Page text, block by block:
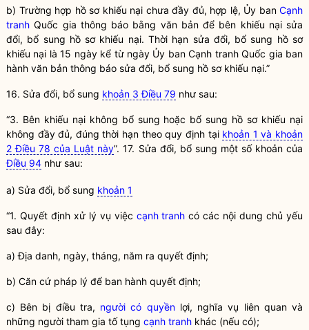
b) Trường hợp hồ sơ khiếu nại chưa đầy đủ, hợp lệ, Ủy ban Cạnh
tranh Quốc gia thông báo bằng văn bản để bên khiếu nại sửa
đổi, bổ sung hồ sơ khiếu nại. Thời hạn sửa đổi, bổ sung hồ sơ
khiếu nại là 15 ngày kể từ ngày Ủy banCạnh tranh Quốc gia ban
hành văn bản thông báo sửa đổi, bổ sung hồ sơ khiếu nại.”
16. Sửa đổi, bổ sung khoản 3 Điều 79 như sau:
“3. Bên khiếu nại không bổ sung hoặc bổ sung hồ sơ khiếu nại
không đầy đủ, đúng thời hạn theo quy định tại khoản 1 và khoản
2 Điều 78 của Luật này”. 17. Sửa đổi, bổ sung một số khoản của
Điều 94 như sau:
a) Sửa đổi, bổ sung khoản 1
“1. Quyết định xử lý vụ việc cạnh tranh có các nội dung chủ yếu
sau đây:
a) Địa danh, ngày, tháng, năm ra quyết định;
b) Căn cứ pháp lý để ban hành quyết định;
c) Bên bị điều tra, người có quyềnlợi, nghĩa vụ liên quan và
những người tham gia tố tụng cạnh tranh khác (nếu có);